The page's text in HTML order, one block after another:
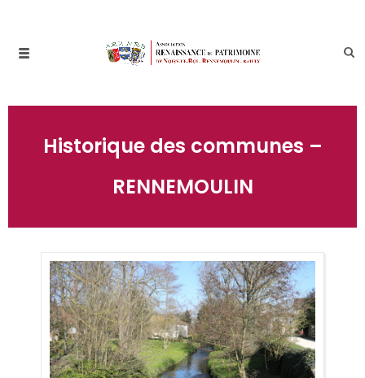
Historique des communes –
RENNEMOULIN